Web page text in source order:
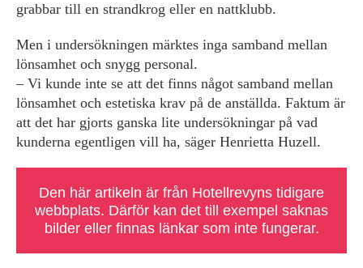
grabbar till en strandkrog eller en nattklubb.
Men i undersökningen märktes inga samband mellan
lönsamhet och snygg personal.
– Vi kunde inte se att det finns något samband mellan
lönsamhet och estetiska krav på de anställda. Faktum är
att det har gjorts ganska lite undersökningar på vad
kunderna egentligen vill ha, säger Henrietta Huzell.
Den här artikeln är från Hotellrevyns tidigare
webbplats. Därför kan det till exempel saknas
bilder eller finnas länkar som inte fungerar.